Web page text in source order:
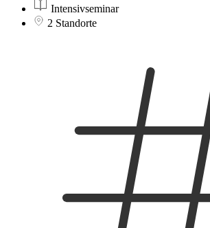
Intensivseminar
2 Standorte